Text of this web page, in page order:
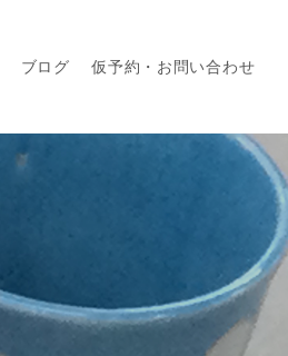
ブログ 仮予約・お問い合わせ